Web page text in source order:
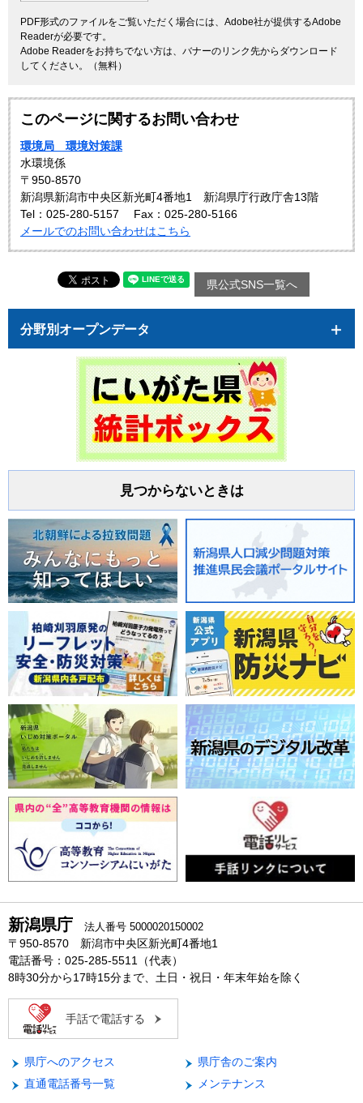
PDF形式のファイルをご覧いただく場合には、Adobe社が提供するAdobe
Readerが必要です。
Adobe Readerをお持ちでない方は、バナーのリンク先からダウンロード
してください。（無料）
このページに関するお問い合わせ
環境局 環境対策課
水環境係
〒950-8570
新潟県新潟市中央区新光町4番地1 新潟県庁行政庁舎13階
Tel：025-280-5157
Fax：025-280-5166
メールでのお問い合わせはこちら
県公式SNS一覧へ
分野別オープンデータ
見つからないときは
新潟県庁 法人番号 5000020150002
〒950-8570 新潟市中央区新光町4番地1
電話番号：025-285-5511（代表）
8時30分から17時15分まで、土日・祝日・年末年始を除く
手話で電話する
県庁へのアクセス
県庁舎のご案内
直通電話番号一覧
メンテナンス